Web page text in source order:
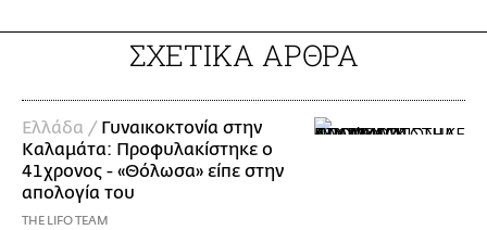
ΣΧΕΤΙΚΑ ΑΡΘΡΑ
Ελλάδα / Γυναικοκτονία στην
Καλαμάτα: Προφυλακίστηκε ο
41χρονος - «Θόλωσα» είπε στην
απολογία του
THE LIFO TEAM